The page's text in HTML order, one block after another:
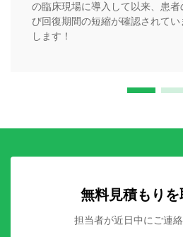
の臨床現場に導入して以来、患者
び回復期間の短縮が確認されて
します！
無料見積もり
担当者が近日中にご連絡